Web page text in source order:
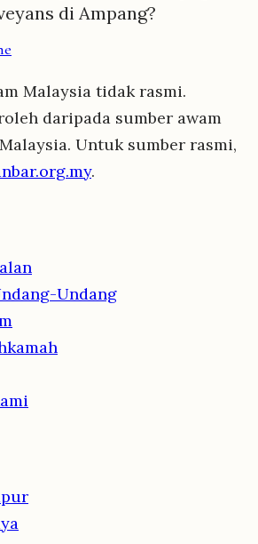
di Ampang?
Malaysia tidak rasmi.
daripada sumber awam
Untuk sumber rasmi,
.
Undang